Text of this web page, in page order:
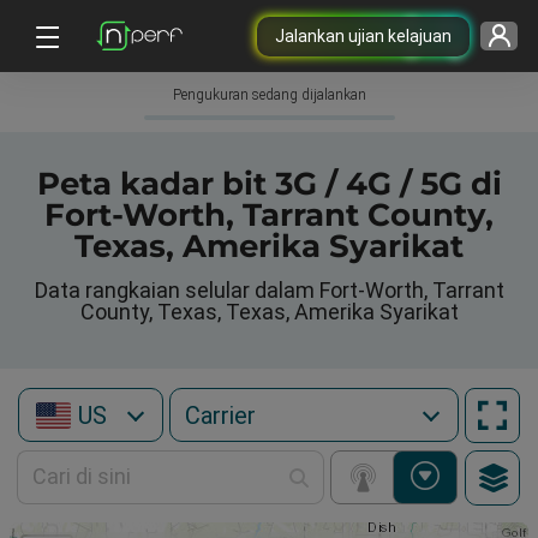
Jalankan ujian kelajuan
Pengukuran sedang dijalankan
Peta kadar bit 3G / 4G / 5G di
Fort-Worth, Tarrant County,
Texas, Amerika Syarikat
Data rangkaian selular dalam Fort-Worth, Tarrant
County, Texas, Texas, Amerika Syarikat
US